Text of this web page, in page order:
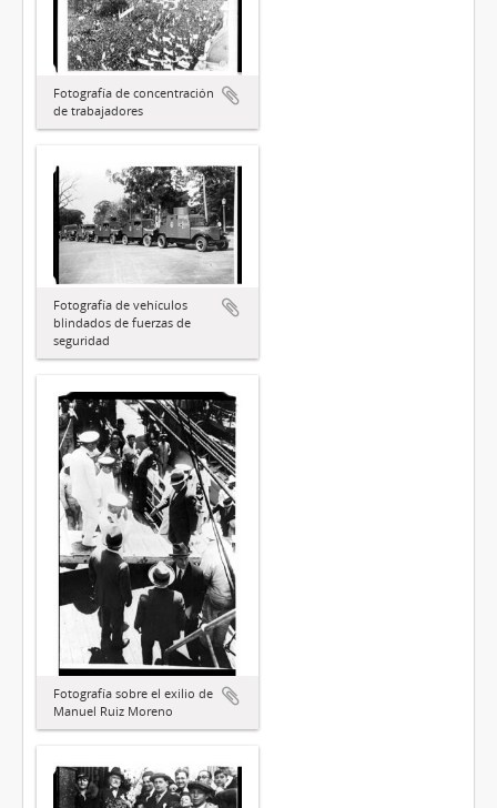
Fotografía de concentración
de trabajadores
Fotografía de vehículos
blindados de fuerzas de
seguridad
Fotografía sobre el exilio de
Manuel Ruiz Moreno